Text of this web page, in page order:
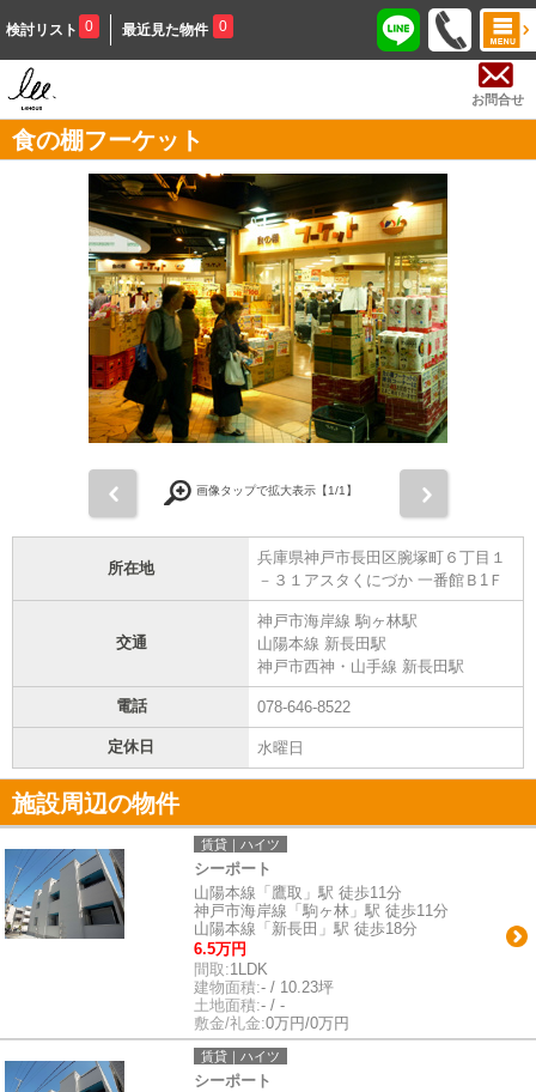
検討リスト 0 最近見た物件 0
お問合せ
食の棚フーケット
画像タップで拡大表示【1/1】
所在地
兵庫県神戸市長田区腕塚町６丁目１
－３１アスタくにづか 一番館Ｂ1Ｆ
交通
神戸市海岸線 駒ヶ林駅
山陽本線 新長田駅
神戸市西神・山手線 新長田駅
電話 078-646-8522
定休日 水曜日
施設周辺の物件
賃貸｜ハイツ
シーポート
山陽本線「鷹取」駅 徒歩11分
神戸市海岸線「駒ヶ林」駅 徒歩11分
山陽本線「新長田」駅 徒歩18分
6.5万円
間取:1LDK
建物面積:- / 10.23坪
土地面積:- / -
敷金/礼金:0万円/0万円
賃貸｜ハイツ
シーポート